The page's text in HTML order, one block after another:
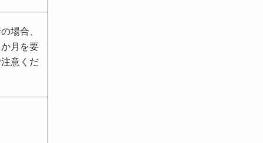
場合、
月を要
意くだ